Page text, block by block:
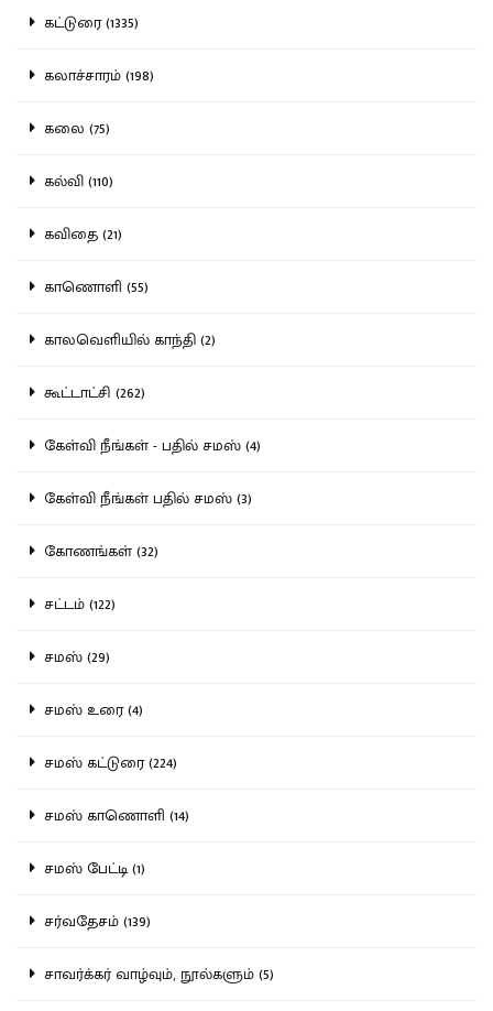
கட்டுரை (1335)
கலாச்சாரம் (198)
கலை (75)
கல்வி (110)
கவிதை (21)
காணொளி (55)
காலவெளியில் காந்தி (2)
கூட்டாட்சி (262)
கேள்வி நீங்கள் - பதில் சமஸ் (4)
கேள்வி நீங்கள் பதில் சமஸ் (3)
கோணங்கள் (32)
சட்டம் (122)
சமஸ் (29)
சமஸ் உரை (4)
சமஸ் கட்டுரை (224)
சமஸ் காணொளி (14)
சமஸ் பேட்டி (1)
சர்வதேசம் (139)
சாவர்க்கர் வாழ்வும், நூல்களும் (5)